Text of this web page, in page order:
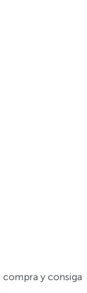
compra y consiga